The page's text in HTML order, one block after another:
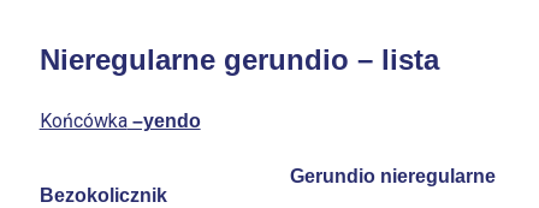
Nieregularne gerundio – lista
Końcówka–yendo
Bezokolicznik
Gerundio nieregularne